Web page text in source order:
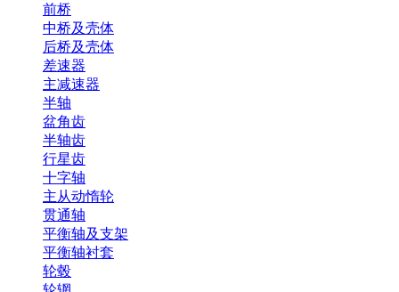
前桥
中桥及壳体
后桥及壳体
差速器
主减速器
半轴
盆角齿
半轴齿
行星齿
十字轴
主从动惰轮
贯通轴
平衡轴及支架
平衡轴衬套
轮毂